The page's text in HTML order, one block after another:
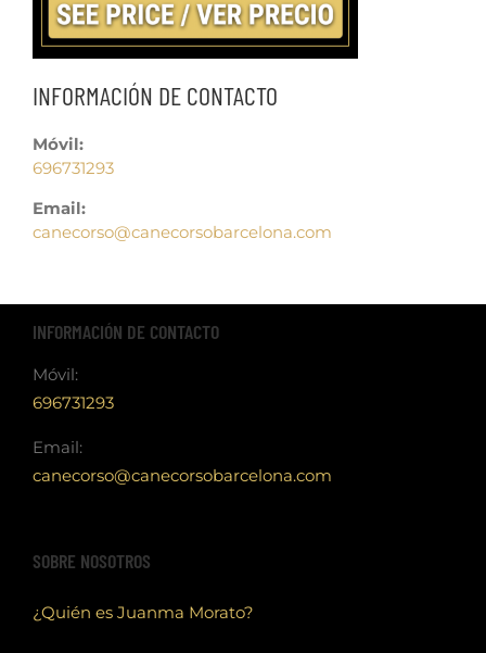
INFORMACIÓN DE CONTACTO
Móvil:
696731293
Email:
canecorso@canecorsobarcelona.com
INFORMACIÓN DE CONTACTO
Móvil:
696731293
Email:
canecorso@canecorsobarcelona.com
SOBRE NOSOTROS
¿Quién es Juanma Morato?